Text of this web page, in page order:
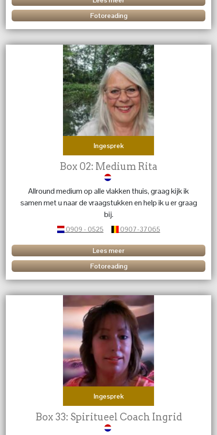
Fotoreading
Ingesprek
Box 02: Medium Rita
Allround medium op alle vlakken thuis, graag kijk ik
samen met u naar de vraagstukken en help ik u er graag
bij.
0909 - 0525 0907-37065
Lees meer
Fotoreading
Ingesprek
Box 33: Spiritueel Coach Ingrid